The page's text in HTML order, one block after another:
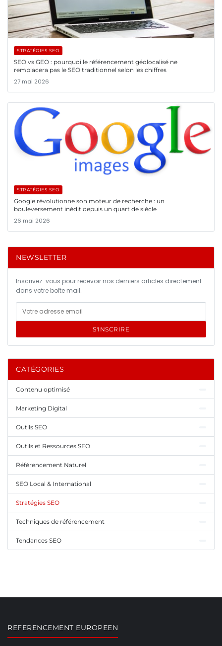
STRATÉGIES SEO
SEO vs GEO : pourquoi le référencement géolocalisé ne
remplacera pas le SEO traditionnel selon les chiffres
27 mai 2026
STRATÉGIES SEO
Google révolutionne son moteur de recherche : un
bouleversement inédit depuis un quart de siècle
26 mai 2026
NEWSLETTER
Inscrivez-vous pour recevoir nos derniers articles directement
dans votre boîte mail.
S'INSCRIRE
CATÉGORIES
Contenu optimisé
Marketing Digital
Outils SEO
Outils et Ressources SEO
Référencement Naturel
SEO Local & International
Stratégies SEO
Techniques de référencement
Tendances SEO
REFERENCEMENT EUROPEEN